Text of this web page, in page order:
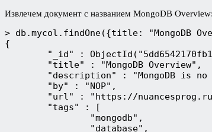
Извлечем документ с названием MongoDB Overview:
> db.mycol.findOne({title: "MongoDB
{
"_id" :
	"title" : "MongoDB Overview",
"description" : "MongoDB is no
	"by" : "NOP",
"url" : "https://
	"tags" : [
		"mongodb",
		"database",